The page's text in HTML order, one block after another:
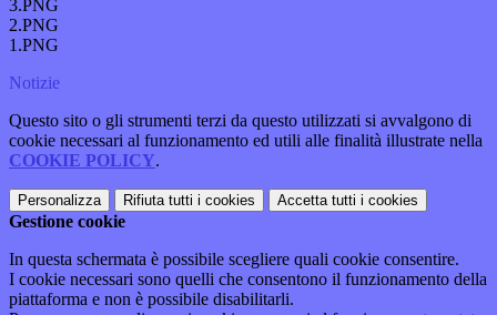
3.PNG
2.PNG
1.PNG
Notizie
Questo sito o gli strumenti terzi da questo utilizzati si avvalgono di
cookie necessari al funzionamento ed utili alle finalità illustrate nella
COOKIE POLICY.
Personalizza Rifiuta tutti i cookies Accetta tutti i cookies
Gestione cookie
In questa schermata è possibile scegliere quali cookie consentire.
I cookie necessari sono quelli che consentono il funzionamento della
piattaforma e non è possibile disabilitarli.